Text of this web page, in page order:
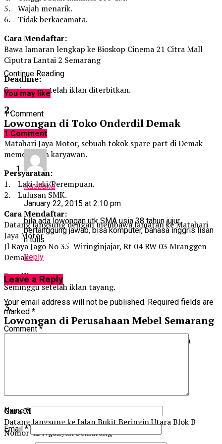
5. Wajah menarik.
6. Tidak berkacamata.
Cara Mendaftar:
Bawa lamaran lengkap ke Bioskop Cinema 21 Citra Mall
Ciputra Lantai 2 Semarang
Deadline:
Seminggu setelah iklan diterbitkan.
2.
Lowongan di Toko Onderdil Demak
Matahari Jaya Motor, sebuah tokok spare part di Demak
memerlukan karyawan.
Persyaratan:
1. Laki-laki/Perempuan.
2. Lulusan SMK.
Cara Mendaftar:
Datang langsung dengan membawa lamaran ke Matahari
Jaya Motor
Jl Raya Jago No 35 Wiringinjajar, Rt 04 RW 03 Mranggen
Demak
Deadline:
Seminggu setelah iklan tayang.
3.
Lowongan di Perusahaan Mebel Semarang
Sebuah perusahaan mebel di Semarang memerlukan
Cara Mendaftar:
Datang langsung ke Jalan Bukit Beringin Utara Blok B
Nomor 42 Ngaliyan Semarang
Continue Reading
You may like
1 Comment
1 Comment
Kustiana
January 22, 2015 at 2:10 pm
bila ada lowongan utk SMA usia 38 tahun jujur,
bertanggung jawab, bisa komputer, bahasa inggris lisan
n tulis
Reply
Leave a Reply
Your email address will not be published. Required fields are
marked *
Comment*
Name*
Email *